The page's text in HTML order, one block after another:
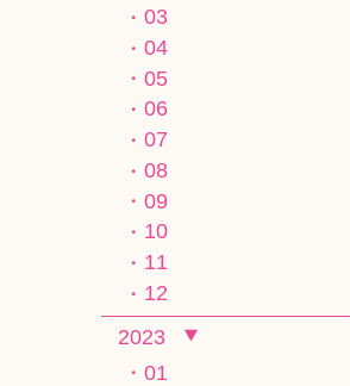
03
04
05
06
07
08
09
10
11
12
2023
01